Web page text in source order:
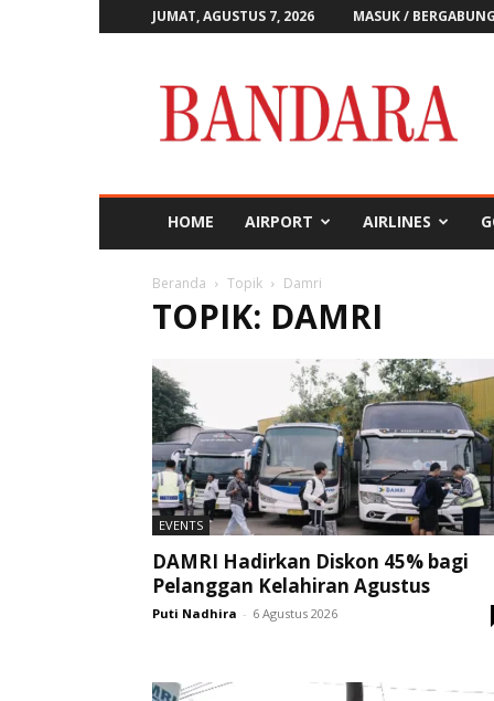
JUMAT, AGUSTUS 7, 2026 MASUK / BERGABUNG
Bandara
HOME AIRPORT AIRLINES
Beranda Topik Damri
TOPIK: DAMRI
EVENTS
DAMRI Hadirkan Diskon 45% bagi
Pelanggan Kelahiran Agustus
Puti Nadhira - 6 Agustus 2026